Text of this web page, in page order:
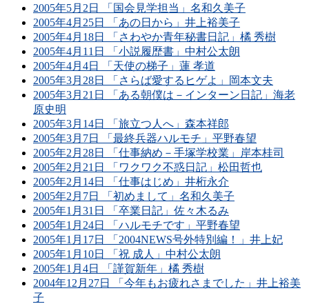
2005年5月2日 「国会見学担当」名和久美子
2005年4月25日 「あの日から」井上裕美子
2005年4月18日 「さわやか青年秘書日記」橘 秀樹
2005年4月11日 「小説履歴書」中村公太朗
2005年4月4日 「天使の梯子」蓮 孝道
2005年3月28日 「さらば愛するヒゲよ」岡本文夫
2005年3月21日 「ある朝僕は－インターン日記」海老
原史明
2005年3月14日 「旅立つ人へ」森本祥郎
2005年3月7日 「最終兵器ハルモチ」平野春望
2005年2月28日 「仕事納め－手塚学校業」岸本桂司
2005年2月21日 「ワクワク不惑日記」松田哲也
2005年2月14日 「仕事はじめ」井桁永介
2005年2月7日 「初めまして」名和久美子
2005年1月31日 「卒業日記」佐々木るみ
2005年1月24日 「ハルモチです」平野春望
2005年1月17日 「2004NEWS号外特別編！」井上妃
2005年1月10日 「祝 成人」中村公太朗
2005年1月4日 「謹賀新年」橘 秀樹
2004年12月27日 「今年もお疲れさまでした」井上裕美
子